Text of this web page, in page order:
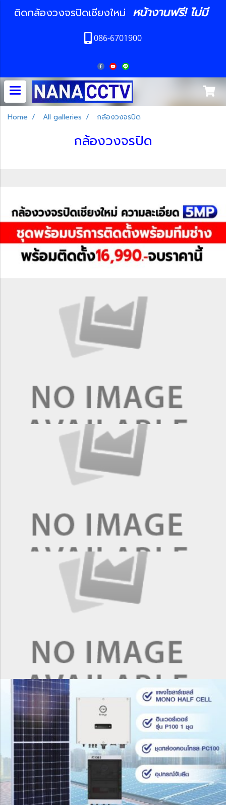
ติดกล้องวงจรปิดเชียงใหม่ หน้างานฟรี! ไม่มี
086-6701900
Home All galleries กล้องวงจรปิด
กล้องวงจรปิด